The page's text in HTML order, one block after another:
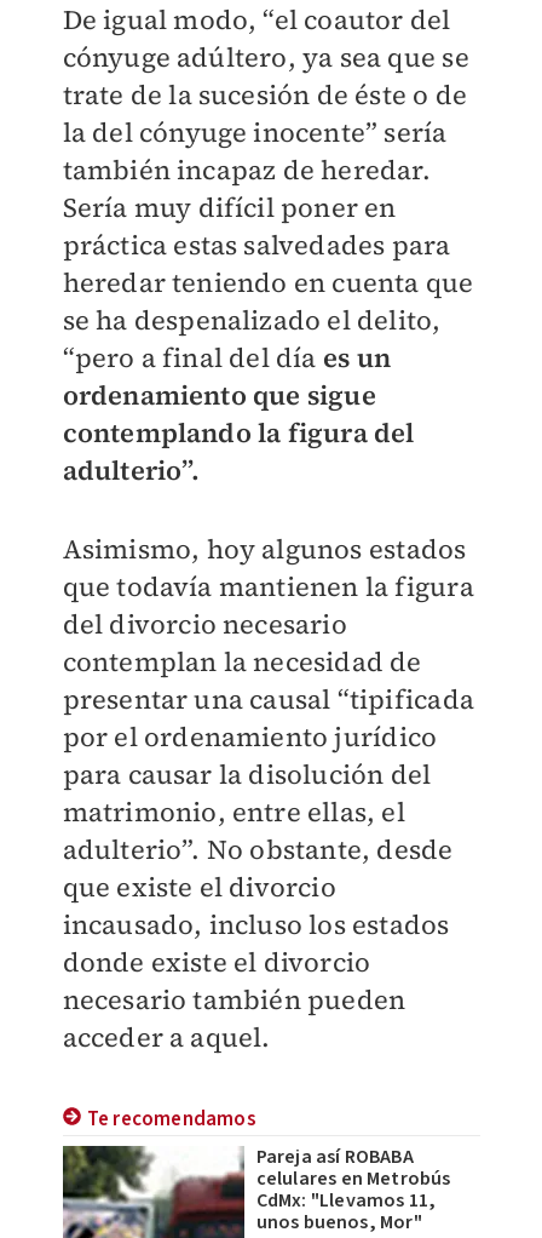
De igual modo, “el coautor del
cónyuge adúltero, ya sea que se
trate de la sucesión de éste o de
la del cónyuge inocente” sería
también incapaz de heredar.
Sería muy difícil poner en
práctica estas salvedades para
heredar teniendo en cuenta que
se ha despenalizado el delito,
“pero a final del día es un
ordenamiento que sigue
contemplando la figura del
adulterio”.
Asimismo, hoy algunos estados
que todavía mantienen la figura
del divorcio necesario
contemplan la necesidad de
presentar una causal “tipificada
por el ordenamiento jurídico
para causar la disolución del
matrimonio, entre ellas, el
adulterio”. No obstante, desde
que existe el divorcio
incausado, incluso los estados
donde existe el divorcio
necesario también pueden
acceder a aquel.
Te recomendamos
Pareja así ROBABA
celulares en Metrobús
CdMx: "Llevamos 11,
unos buenos, Mor"